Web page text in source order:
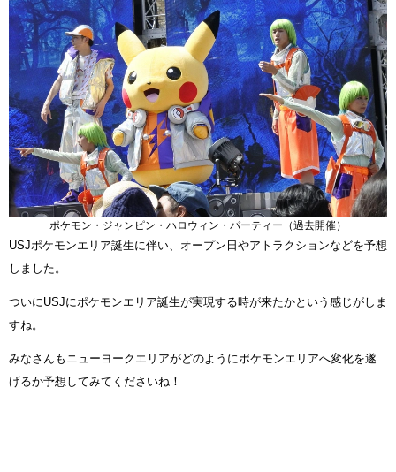
ポケモン・ジャンピン・ハロウィン・パーティー（過去開催）
USJポケモンエリア誕生に伴い、オープン日やアトラクションなどを予想
しました。
ついにUSJにポケモンエリア誕生が実現する時が来たかという感じがしま
すね。
みなさんもニューヨークエリアがどのようにポケモンエリアへ変化を遂
げるか予想してみてくださいね！